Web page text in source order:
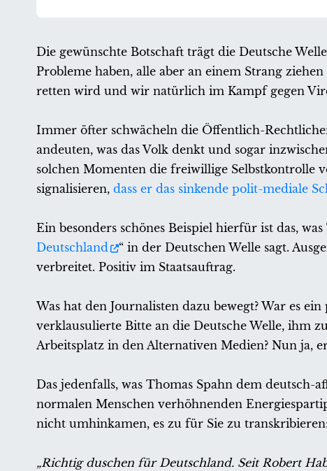
Die gewünschte Botschaft trägt die Deutsche
Probleme haben, alle aber an einem Strang
retten wird und wir natürlich im Kampf gegen
Immer öfter schwächeln die Öffentlich-
andeuten, was das Volk denkt und sogar
solchen Momenten die freiwillige Selbstkontrolle
signalisieren, dass er das sinkende polit-mediale
Ein besonders schönes Beispiel hierfür ist das,
Deutschland
“ in der Deutschen Welle sagt.
verbreitet. Positiv im Staatsauftrag.
Was hat den Journalisten dazu bewegt? War es
verklausulierte Bitte an die Deutsche Welle, ihm
Arbeitsplatz in den Alternativen Medien? Nun ja,
Das jedenfalls, was Thomas Spahn dem
normalen Menschen verhöhnenden
nicht umhinkamen, es zu für Sie zu
„Richtig duschen für Deutschland. Seit Robert